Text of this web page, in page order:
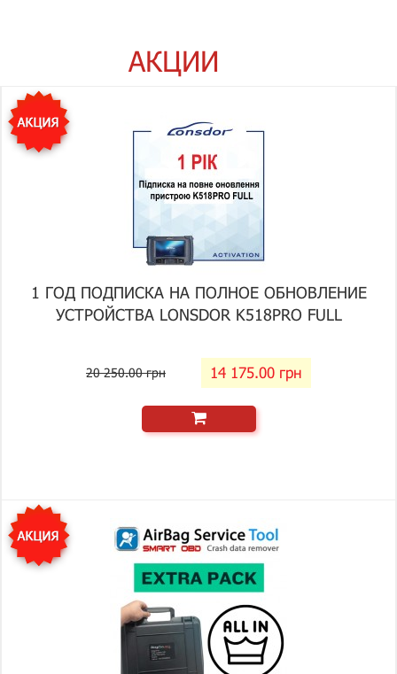
АКЦИИ
1 ГОД ПОДПИСКА НА ПОЛНОЕ ОБНОВЛЕНИЕ
УСТРОЙСТВА LONSDOR K518PRO FULL
20 250.00 грн 14 175.00 грн